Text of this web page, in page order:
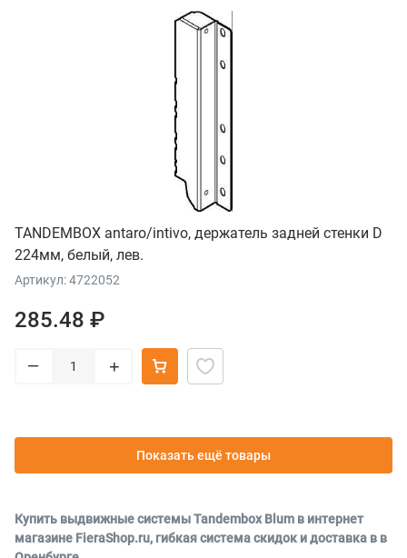
TANDEMBOX antaro/intivo, держатель задней стенки D
224мм, белый, лев.
Артикул: 4722052
285.48 ₽
– +
Показать ещё товары
Купить выдвижные системы Tandembox Blum в интернет
магазине FieraShop.ru, гибкая система скидок и доставка в в